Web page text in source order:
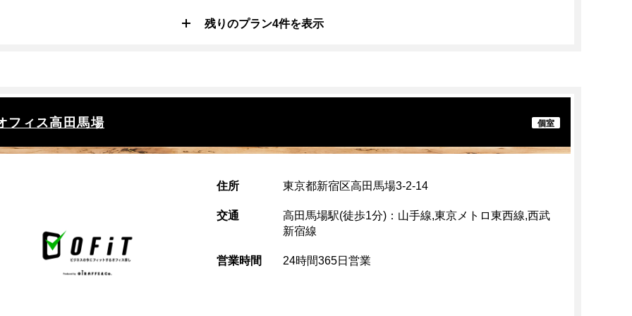
残りのプラン4件を表示
フィス高田馬場 個室
住所 東京都新宿区高田馬場3-2-14
交通
高田馬場駅(徒歩1分)：山手線,東京メトロ東西線,西武
新宿線
営業時間 24時間365日営業